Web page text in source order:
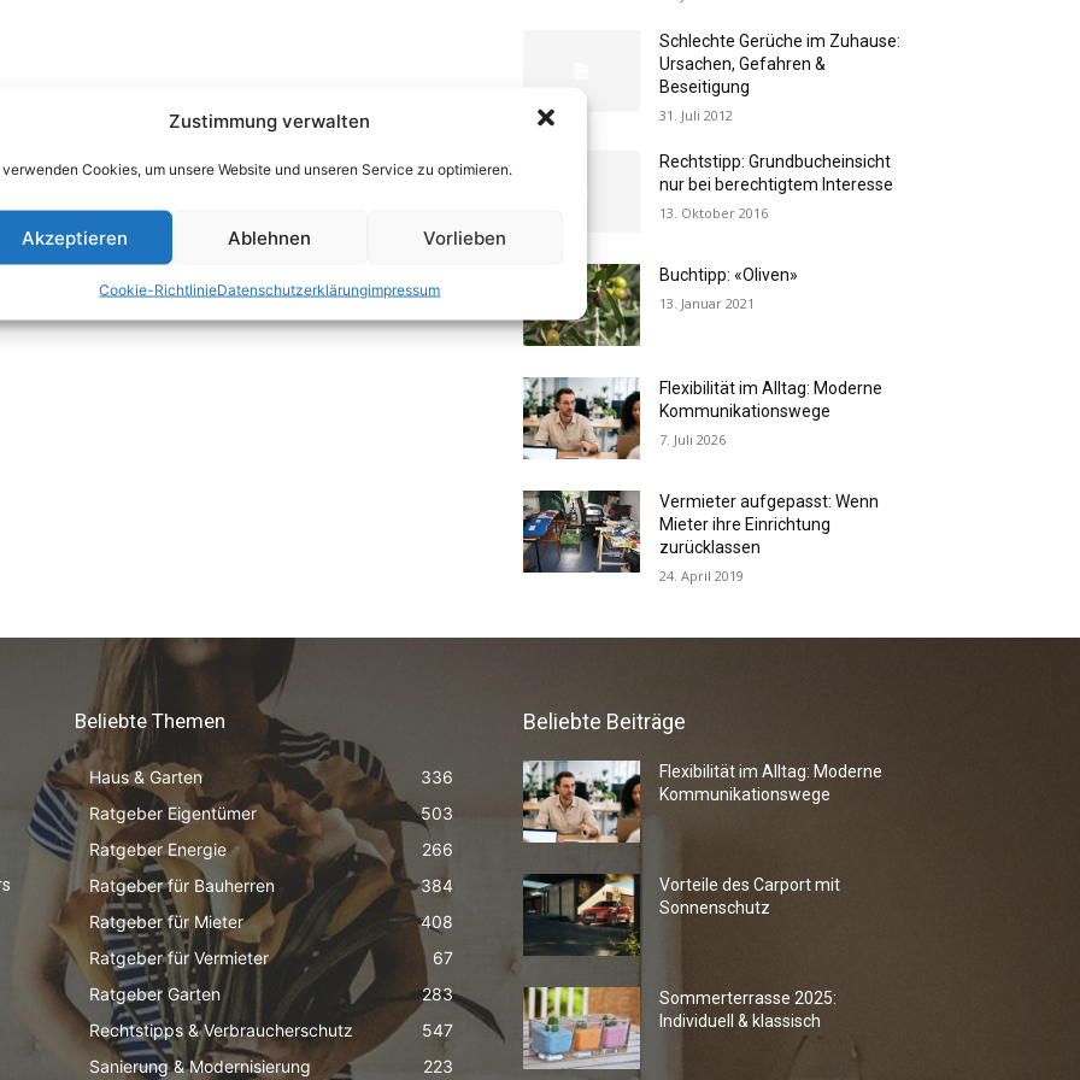
Zustimmung verwalten
verwenden Cookies, um unsere Website und unseren Service zu optimieren.
Akzeptieren Ablehnen Vorlieben
Cookie-RichtlinieDatenschutzerklärungimpressum
Schlechte Gerüche im Zuhause:
Ursachen, Gefahren &
Beseitigung
31. Juli 2012
Rechtstipp: Grundbucheinsicht
nur bei berechtigtem Interesse
13. Oktober 2016
Buchtipp: «Oliven»
13. Januar 2021
Flexibilität im Alltag: Moderne
Kommunikationswege
7. Juli 2026
Vermieter aufgepasst: Wenn
Mieter ihre Einrichtung
zurücklassen
24. April 2019
Beliebte Themen
Haus & Garten
336
Ratgeber Eigentümer
503
Ratgeber Energie
266
Ratgeber für Bauherren
384
Ratgeber für Mieter
408
Ratgeber für Vermieter
67
Ratgeber Garten
283
Rechtstipps & Verbraucherschutz
547
Sanierung & Modernisierung
223
Beliebte Beiträge
Flexibilität im Alltag: Moderne
Kommunikationswege
Vorteile des Carport mit
Sonnenschutz
Sommerterrasse 2025:
Individuell & klassisch